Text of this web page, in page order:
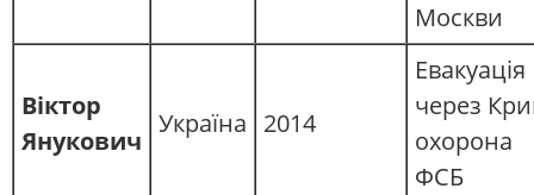
Москви
Віктор
Янукович
Україна 2014
Евакуація
через
охорона
ФСБ